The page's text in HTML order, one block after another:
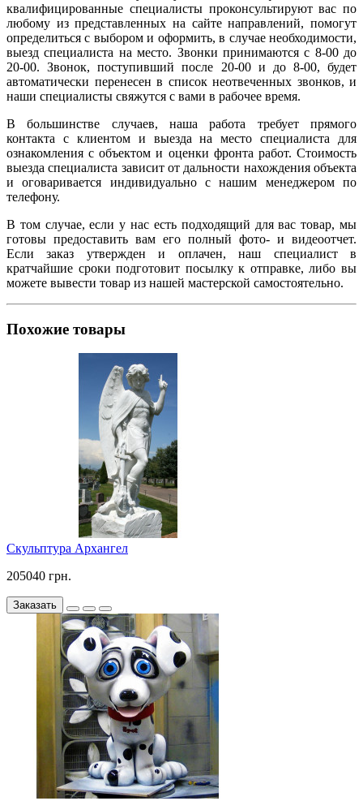
квалифицированные специалисты проконсультируют вас по
любому из представленных на сайте направлений, помогут
определиться с выбором и оформить, в случае необходимости,
выезд специалиста на место. Звонки принимаются с 8-00 до
20-00. Звонок, поступивший после 20-00 и до 8-00, будет
автоматически перенесен в список неотвеченных звонков, и
наши специалисты свяжутся с вами в рабочее время.
В большинстве случаев, наша работа требует прямого
контакта с клиентом и выезда на место специалиста для
ознакомления с объектом и оценки фронта работ. Стоимость
выезда специалиста зависит от дальности нахождения объекта
и оговаривается индивидуально с нашим менеджером по
телефону.
В том случае, если у нас есть подходящий для вас товар, мы
готовы предоставить вам его полный фото- и видеоотчет.
Если заказ утвержден и оплачен, наш специалист в
кратчайшие сроки подготовит посылку к отправке, либо вы
можете вывести товар из нашей мастерской самостоятельно.
Похожие товары
Скульптура Архангел
205040 грн.
Заказать